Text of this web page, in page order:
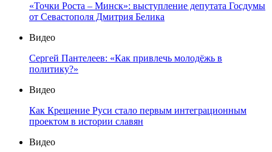
«Точки Роста – Минск»: выступление депутата Госдумы
от Севастополя Дмитрия Белика
Видео
Сергей Пантелеев: «Как привлечь молодёжь в
политику?»
Видео
Как Крещение Руси стало первым интеграционным
проектом в истории славян
Видео